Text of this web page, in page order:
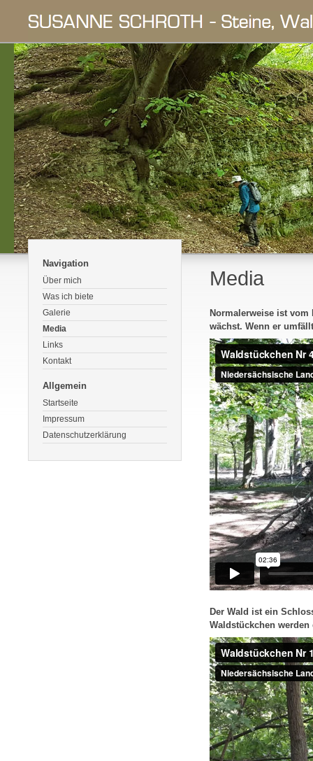
Navigation
Über mich
Was ich biete
Galerie
Media
Links
Kontakt
Allgemein
Startseite
Impressum
Datenschutzerklärung
Media
Normalerweise ist vom
wächst. Wenn er
Der Wald ist ein
Waldstückchen